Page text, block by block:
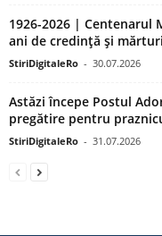
1926-2026 | Centenarul
ani de credință și
StiriDigitaleRo - 30.07.2026
Astăzi începe Postul
pregătire pentru
StiriDigitaleRo - 31.07.2026